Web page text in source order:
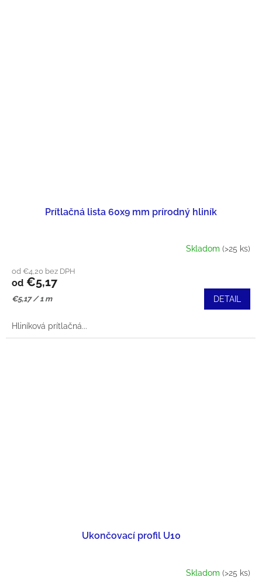
Prítlačná lista 60x9 mm prírodný hliník
Skladom (>25 ks)
od €4,20 bez DPH
od €5,17
Jednotková
€5,17 / 1 m DETAIL
Hliníková prítlačná...
Ukončovací profil U10
Skladom (>25 ks)